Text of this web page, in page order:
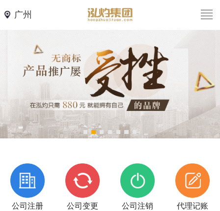
广州
公司注册 公司变更 公司注销 代理记账